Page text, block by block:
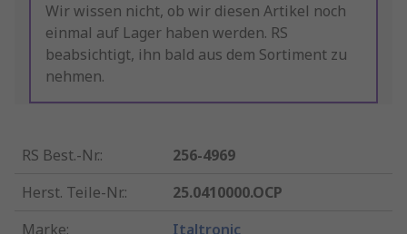
Wir wissen nicht, ob wir diesen Artikel noch
einmal auf Lager haben werden. RS
beabsichtigt, ihn bald aus dem Sortiment zu
nehmen.
RS Best.-Nr.:
256-4969
Herst. Teile-Nr.:
25.0410000.OCP
Marke: Italtronic